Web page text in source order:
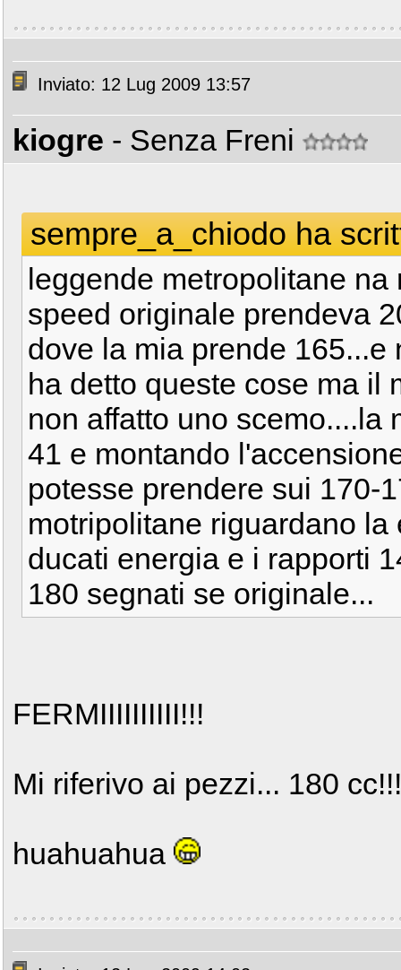
Inviato: 12 Lug 2009 13:57
kiogre - Senza Freni
sempre_a_chiodo ha
leggende metropolitane
speed originale prendeva
dove la mia prende
ha detto queste cose ma il
non affatto uno scemo....la
41 e montando
potesse prendere sui 170-
motripolitane riguardano
ducati energia e i rapporti
180 segnati se originale...
FERMIIIIIIIIII!!!
Mi riferivo ai pezzi... 180 cc!!!
huahuahua